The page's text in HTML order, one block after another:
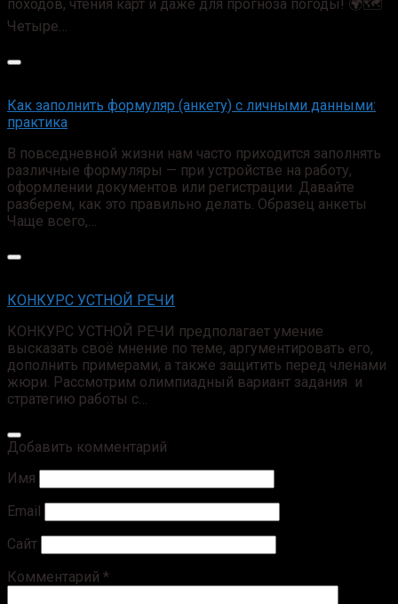
походов, чтения карт и даже для прогноза погоды! 🌍🗺️
Четыре…
Как заполнить формуляр (анкету) с личными данными:
практика
В повседневной жизни нам часто приходится заполнять
различные формуляры — при устройстве на работу,
оформлении документов или регистрации. Давайте
разберем, как это правильно делать. Образец анкеты
Чаще всего,…
КОНКУРС УСТНОЙ РЕЧИ
КОНКУРС УСТНОЙ РЕЧИ предполагает умение
высказать своё мнение по теме, аргументировать его,
дополнить примерами, а также защитить перед членами
жюри. Рассмотрим олимпиадный вариант задания и
стратегию работы с…
Добавить комментарий
Имя
Email
Сайт
Комментарий *